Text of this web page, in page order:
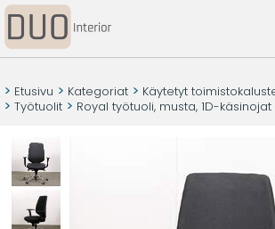
Etusivu Kategoriat Käytetyt
Työtuolit
Royal työtuoli, musta, 1D-käsinojat